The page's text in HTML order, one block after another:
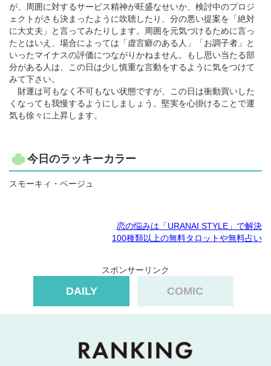
が、周囲に対するサービス精神が旺盛なせいか、検討中のプロジ
ェクトがさも決まったように吹聴したり、分の悪い提案を「絶対
に大丈夫」と言ってみたりします。周囲を元気づけるために言っ
たとはいえ、場合によっては「虚言癖のある人」「お調子者」と
いったマイナスの評価につながりかねません。もし思い当たる部
分がある人は、この日は少し慎重な言動をするように気をつけて
みて下さい。
財運は可もなく不可もない状態ですが、この日は衝動買いした
くなっても我慢するようにしましょう。堅実を心掛けることで運
気も徐々に上昇します。
今日のラッキーカラー
スモーキィ・ベージュ
恋の悩みは「URANAI STYLE」で解決
100種類以上の無料タロットや無料占い
スポンサーリンク
DAILY COMIC